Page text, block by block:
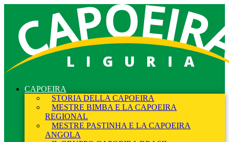
LIGURIA
CAPOEIRA
STORIA DELLA CAPOEIRA
MESTRE BIMBA E LA CAPOEIRA
REGIONAL
MESTRE PASTINHA E LA CAPOEIRA
ANGOLA